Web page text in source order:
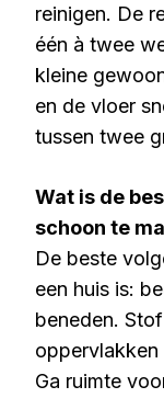
reinigen. De
één à twee
kleine
en de vloer
tussen twee
Wat is de
schoon te
De beste
een huis is:
beneden.
oppervlakken
Ga ruimte